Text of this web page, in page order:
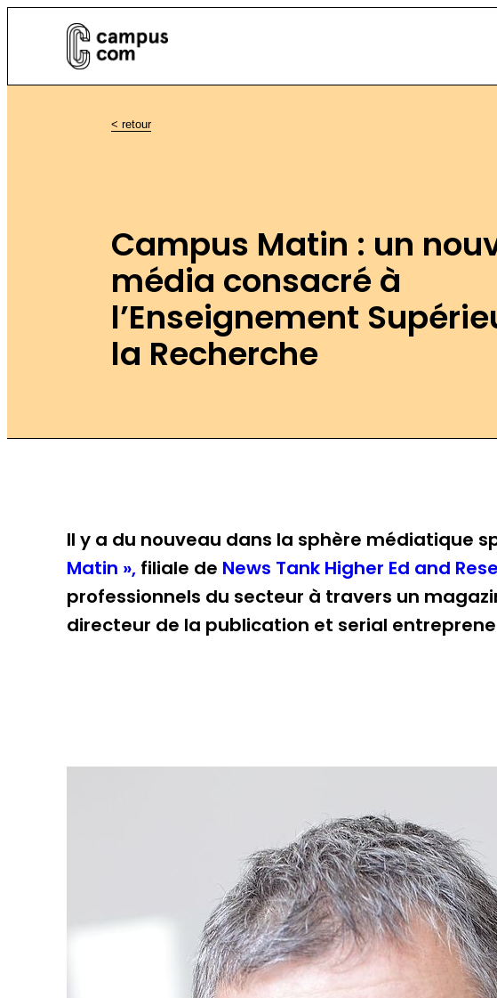
< retour
Campus Matin : un
média consacré à
l’Enseignement
la Recherche
Il y a du nouveau dans la sphère médiatique
Matin », filiale de News Tank Higher Ed and
professionnels du secteur à travers un
directeur de la publication et serial